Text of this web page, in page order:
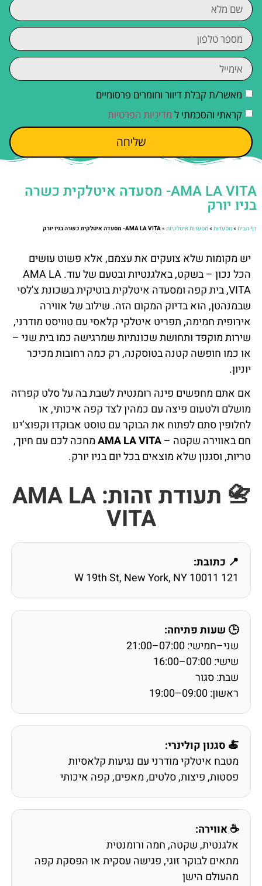
מאשר/ת קבלת דיוור וחומרים פרסומיים
קראתי והסכמתי ל מדיניות הפרטיות
שליחה
AMA LA VITA- מסעדה איטלקית כשרה
בניו יורק
דף הבית»מסעדות»מסעדות איטלקיות»AMA LA VITA- מסעדה איטלקית כשרה בניו יורק
יש מקומות שלא צועקים את עצמם, אלא פשוט עושים
הכל נכון – בשקט, באלגנטיות ובטעם של עוד.AMA LA
VITA, בית קפה ומסעדה איטלקית בוטיקית בשכונת צ'לסי
שבמנהטן, הוא בדיוק המקום הזה. שילוב של אווירה
אירופית חמימה, תפריט איטלקי קלאסי עם טוויסט מודרני,
שירות מוקפד ותחושת שכונתיות שמרגישה כמו בית שני –
או כמו חופשה קטנה בטוסקנה, רק כמה רחובות מכיכר
יוניון.
אם אתם מחפשים פינה רומנטית לשבת בה על סלט קפרזה
מושלם ולטעום פיצה עם כמהין לצד קפה איכותי, או
לחלופין סתם לפתוח את הבוקר עם טוסט אבוקדו וקפוצ’ינו
חם באווירה שקטה –AMA LA VITAמחכה לכם עם חיוך,
טריות, וסגנון שלא מוצאים בכל יום בניו יורק.
📇 תעודת זהות: AMA LA
VITA
📍 כתובת:
121 W 19th St, New York, NY 10011
🕒 שעות פתיחה:
שני–חמישי: 07:00–21:00
שישי: 07:00–16:00
שבת: סגור
ראשון: 09:00–19:00
🍝 סגנון קולינרי:
מטבח איטלקי מודרני עם נגיעות קלאסיות
פסטות, פיצות, סלטים, מאפים, קפה איכותי
☕ אווירה:
אלגנטית, שקטה, חמה ורומנטית
מתאים לבוקר זוגי, פגישה עסקית או הפסקת קפה
מהעולם הישן